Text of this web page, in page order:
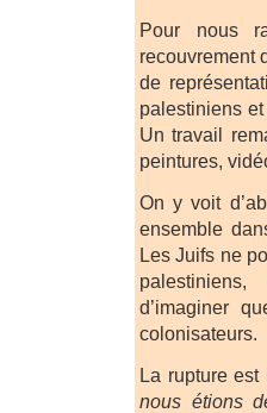
Pour nous
recouvrement
de
palestiniens
Un travail
peintures,
On y voit
ensemble
Les Juifs ne
d’imaginer
colonisateurs.
La rupture
nous étions